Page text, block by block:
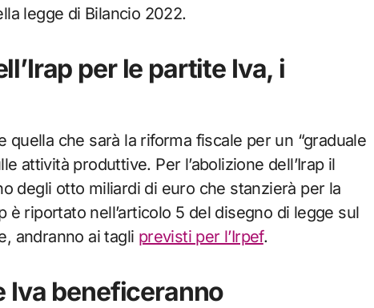
legge di Bilancio 2022.
per le partite Iva, i
quella che sarà la riforma fiscale per un “graduale
attività produttive. Per l’abolizione dell’Irap il
degli otto miliardi di euro che stanzierà per la
è riportato nell’articolo 5 del disegno di legge sul
andranno ai tagli previsti per l’Irpef.
Iva beneficeranno